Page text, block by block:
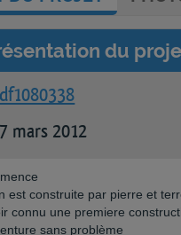
du
mars 2012
est construite par pierre et
connu une premiere
sans problème